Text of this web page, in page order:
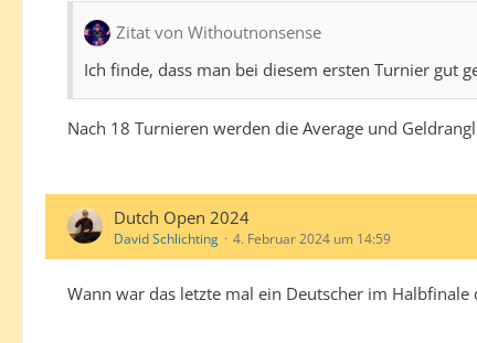
Zitat von Withoutnonsense
Ich finde, dass man bei diesem ersten Turnier gut
Nach 18 Turnieren werden die Average und
Dutch Open 2024
David Schlichting 4. Februar 2024 um 14:59
Wann war das letzte mal ein Deutscher im Halbfinale